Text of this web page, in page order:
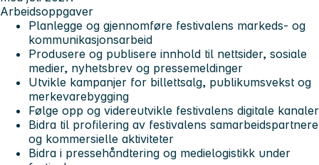
Arbeidsoppgaver
Planlegge og gjennomføre festivalens markeds- og
kommunikasjonsarbeid
Produsere og publisere innhold til nettsider, sosiale
medier, nyhetsbrev og pressemeldinger
Utvikle kampanjer for billettsalg, publikumsvekst og
merkevarebygging
Følge opp og videreutvikle festivalens digitale kanaler
Bidra til profilering av festivalens samarbeidspartnere
og kommersielle aktiviteter
Bidra i pressehåndtering og medielogistikk under